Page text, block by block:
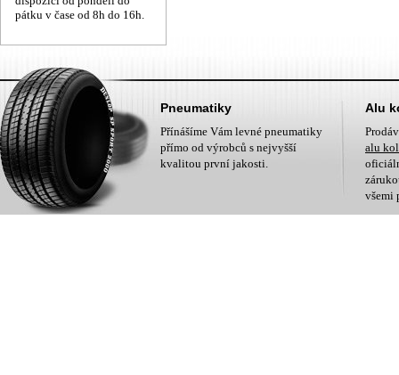
pátku v čase od 8h do 16h.
Pneumatiky
Přínášíme Vám levné pneumatiky
přímo od výrobců s nejvyšší
kvalitou první jakosti.
Alu
alu
všemi